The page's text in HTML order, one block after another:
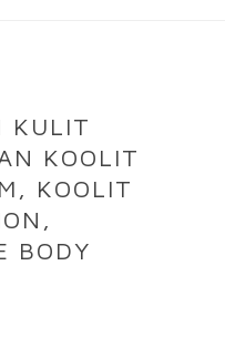
KULIT
KOOLIT
KOOLIT
BODY